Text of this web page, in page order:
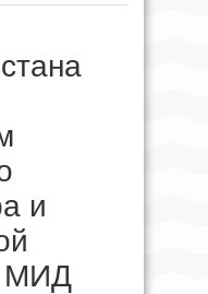
и
МИД